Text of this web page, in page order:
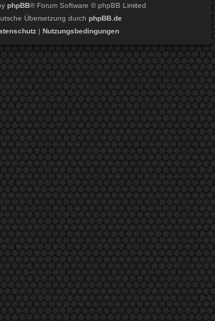
phpBB® Forum Software © phpBB Limited
Übersetzung durch phpBB.de
| Nutzungsbedingungen